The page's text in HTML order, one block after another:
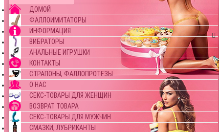
ДОМОЙ
ФАЛЛОИМИТАТОРЫ
ИНФОРМАЦИЯ
ВИБРАТОРЫ
АНАЛЬНЫЕ ИГРУШКИ
КОНТАКТЫ
СТРАПОНЫ, ФАЛЛОПРОТЕЗЫ
О НАС
СЕКС-ТОВАРЫ ДЛЯ ЖЕНЩИН
ВОЗВРАТ ТОВАРА
СЕКС-ТОВАРЫ ДЛЯ МУЖЧИН
СМАЗКИ, ЛУБРИКАНТЫ